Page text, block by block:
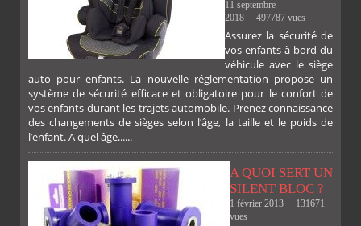
TWITTERGOOGLEPINTEREST
SUR SUR
11 septembre
2018
497787 vues
Assurez la sécurité de
vos enfants à bord du
véhicule avec le siège
auto pour enfants. La nouvelle réglementation propose un
système de sécurité efficace et obligatoire pour le confort de
vos enfants durant les trajets automobile. Prenez connaissance
des changements de sièges selon l’âge, la taille et le poids de
l’enfant. A quel âge......
A QUOI SERT UN
SILENT BLOC ?
1 février 2013
131671
vues